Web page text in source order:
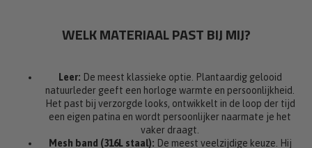
WELK MATERIAAL PAST BIJ MIJ?
Leer: De meest klassieke optie. Plantaardig gelooid
natuurleder geeft een horloge warmte en persoonlijkheid.
Het past bij verzorgde looks, ontwikkelt in de loop der tijd
een eigen patina en wordt persoonlijker naarmate je het
vaker draagt.
Mesh band (316L staal): De meest veelzijdige keuze. Hij